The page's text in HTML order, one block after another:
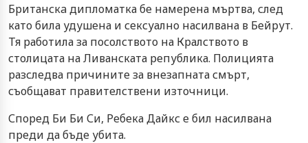
Британскa дипломатка бе намерена мъртва, след
като била удушена и сексуално насилвана в Бейрут.
Тя работила за посолството на Кралството в
столицата на Ливанската република. Полицията
разследва причините за внезапната смърт,
съобщават правителствени източници.
Според Би Би Си, Ребека Дайкс е бил насилвана
преди да бъде убита.